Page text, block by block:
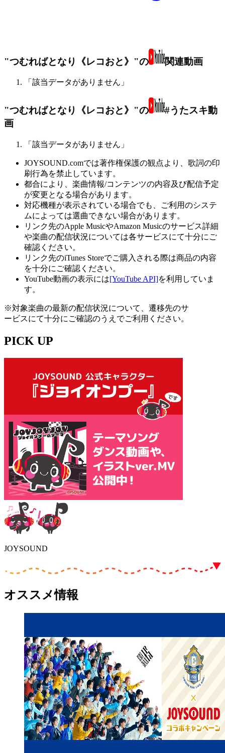
"つむればとなり《レコおと》"の 関連動画
「該当データがありません」
"つむればとなり《レコおと》"の
#うたスキ動
画
「該当データがありません」
JOYSOUND.comでは著作権保護の観点より、歌詞の印
刷行為を禁止しています。
都合により、楽曲情報/コンテンツの内容及び配信予定
が変更となる場合があります。
対応機種が表示されている場合でも、ご利用のシステ
ムによっては選曲できない場合があります。
リンク先のApple MusicやAmazon Musicのサービス詳細
や楽曲の配信状況については各サービスにて十分にご
確認ください。
リンク先のiTunes Storeでご購入される際は商品の内容
を十分にご確認ください。
YouTube動画の表示には[YouTube API]を利用していま
す。
※対象楽曲の最新の配信状況について、遷移先のサ
ービスにて十分にご確認のうえでご利用ください。
PICK UP
JOYSOUND
オススメ情報